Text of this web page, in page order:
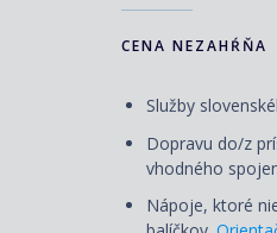
CENA NEZAHŔŇA
Služby
Dopravu do/z
vhodného
Nápoje, ktoré